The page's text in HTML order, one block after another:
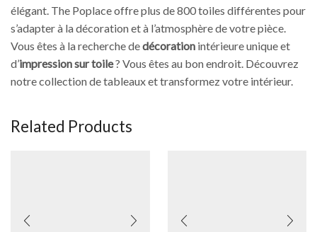
élégant. The Poplace offre plus de 800 toiles différentes pour
s’adapter à la décoration et à l’atmosphère de votre pièce.
Vous êtes à la recherche dedécoration intérieure unique et
d’impression sur toile? Vous êtes au bon endroit. Découvrez
notre collection de tableaux et transformez votre intérieur.
Related Products